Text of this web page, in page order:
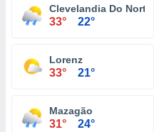
Clevelandia Do Norte
33° 22°
Lorenz
33° 21°
Mazagão
31° 24°